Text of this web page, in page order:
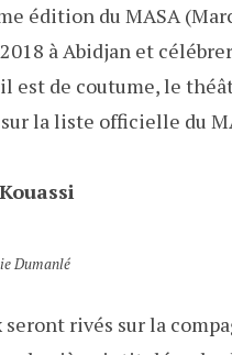
édition du MASA
à Abidjan et
est de coutume, le
la liste officielle du
Dumanlé
seront rivés sur la